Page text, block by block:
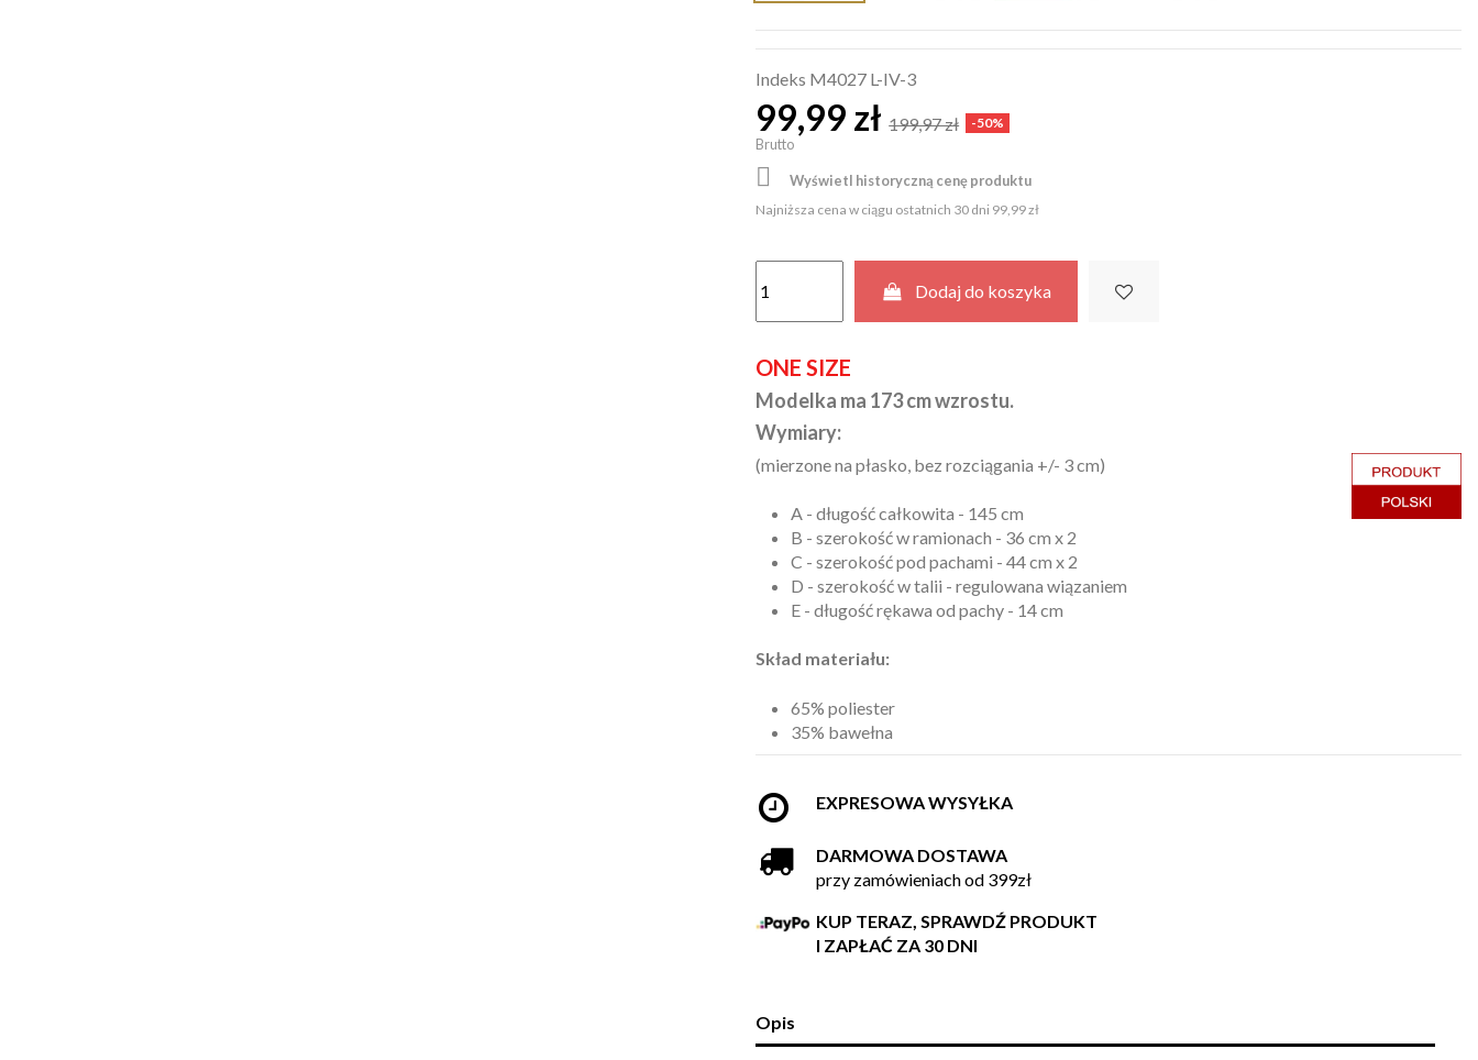
Indeks M4027 L-IV-3
99,99 zł 199,97 zł -50%
Brutto
 Wyświetl historyczną cenę produktu
Najniższa cena w ciągu ostatnich 30 dni 99,99 zł
Dodaj do koszyka
ONE SIZE
Modelka ma 173 cm wzrostu.
Wymiary:
(mierzone na płasko, bez rozciągania +/- 3 cm)
A - długość całkowita - 145 cm
B - szerokość w ramionach - 36 cm x 2
C - szerokość pod pachami - 44 cm x 2
D - szerokość w talii - regulowana wiązaniem
E - długość rękawa od pachy - 14 cm
Skład materiału:
65% poliester
35% bawełna
EXPRESOWA WYSYŁKA
DARMOWA DOSTAWA
przy zamówieniach od 399zł
KUP TERAZ, SPRAWDŹ PRODUKT
I ZAPŁAĆ ZA 30 DNI
Opis